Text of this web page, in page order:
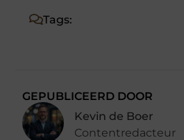
Tags:
GEPUBLICEERD DOOR
Kevin de Boer
Contentredacteur